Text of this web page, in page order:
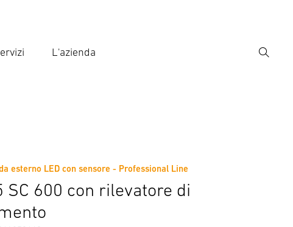
L'azienda
Ricerca
esterno LED con sensore - Professional Line
SC 600 con rilevatore di
sul produttore Accessori